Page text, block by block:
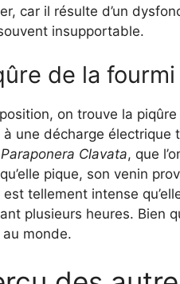
car il résulte d’un
insupportable.
de la
on trouve la
une décharge électrique
Paraponera Clavata, que
pique, son venin
tellement intense
plusieurs heures. Bien
monde.